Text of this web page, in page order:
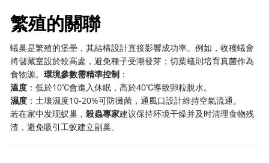
繁殖的關聯
蟻巢是繁殖的堡壘，其結構設計直接影響成功率。例如，收穫蟻會
將儲藏室設於較高處，避免種子受潮發芽；切葉蟻則培育真菌作為
食物源。環境參數需精準控制 ：
溫度 ：低於10℃會進入休眠，高於40℃導致卵粒脫水。
濕度 ：土壤濕度10-20%可防黴菌，通風口設計維持空氣流通。
若在家中发现蚁巢，殺蟲專家建议保持环境干燥并及时清理食物残
渣，避免吸引工蚁建立副巢。